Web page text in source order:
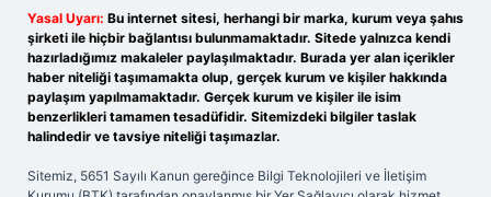
Yasal Uyarı: Bu internet sitesi, herhangi bir marka, kurum veya şahıs
şirketi ile hiçbir bağlantısı bulunmamaktadır. Sitede yalnızca kendi
hazırladığımız makaleler paylaşılmaktadır. Burada yer alan içerikler
haber niteliği taşımamakta olup, gerçek kurum ve kişiler hakkında
paylaşım yapılmamaktadır. Gerçek kurum ve kişiler ile isim
benzerlikleri tamamen tesadüfidir. Sitemizdeki bilgiler taslak
halindedir ve tavsiye niteliği taşımazlar.
Sitemiz, 5651 Sayılı Kanun gereğince Bilgi Teknolojileri ve İletişim